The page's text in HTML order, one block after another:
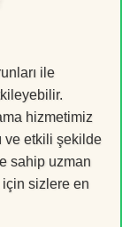
ile
hizmetimiz
ve etkili şekilde
sahip uzman
için sizlere en